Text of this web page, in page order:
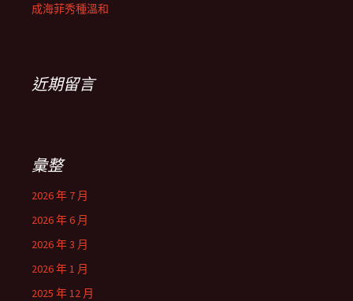
成海菲秀種溫和
近期留言
彙整
2026 年 7 月
2026 年 6 月
2026 年 3 月
2026 年 1 月
2025 年 12 月